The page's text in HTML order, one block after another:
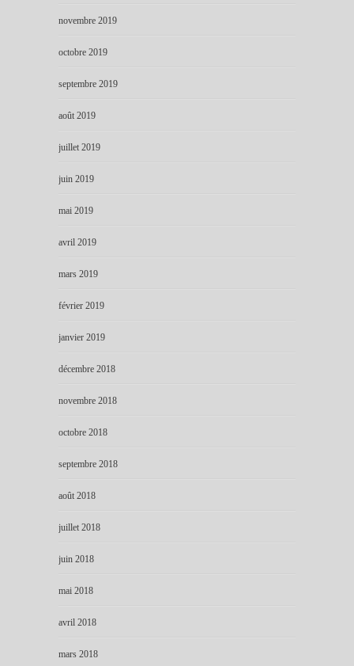
novembre 2019
octobre 2019
septembre 2019
août 2019
juillet 2019
juin 2019
mai 2019
avril 2019
mars 2019
février 2019
janvier 2019
décembre 2018
novembre 2018
octobre 2018
septembre 2018
août 2018
juillet 2018
juin 2018
mai 2018
avril 2018
mars 2018